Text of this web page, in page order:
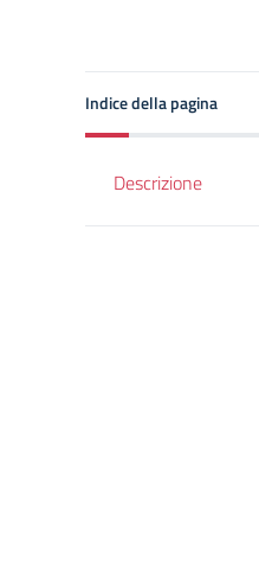
Indice della pagina
Descrizione